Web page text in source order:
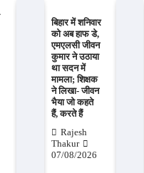
बिहार में शनिवार
को अब हाफ डे,
एमएलसी जीवन
कुमार ने उठाया
था सदन में
मामला; शिक्षक
ने लिखा- जीवन
भैया जो कहते
हैं, करते हैं
Rajesh
Thakur
07/08/2026